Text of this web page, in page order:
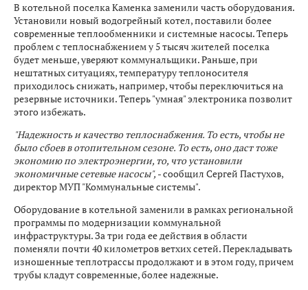
В котельной поселка Каменка заменили часть оборудования.
Установили новый водогрейный котел, поставили более
современные теплообменники и системные насосы. Теперь
проблем с теплоснабжением у 5 тысяч жителей поселка
будет меньше, уверяют коммунальщики. Раньше, при
нештатных ситуациях, температуру теплоносителя
приходилось снижать, например, чтобы переключиться на
резервные источники. Теперь "умная" электроника позволит
этого избежать.
"Надежность и качество теплоснабжения. То есть, чтобы не
было сбоев в отопительном сезоне. То есть, оно даст тоже
экономию по электроэнергии, то, что установили
экономичные сетевые насосы", - сообщил Сергей Пастухов,
директор МУП "Коммунальные системы".
Оборудование в котельной заменили в рамках региональной
программы по модернизации коммунальной
инфраструктуры. За три года ее действия в области
поменяли почти 40 километров ветхих сетей. Перекладывать
изношенные теплотрассы продолжают и в этом году, причем
трубы кладут современные, более надежные.